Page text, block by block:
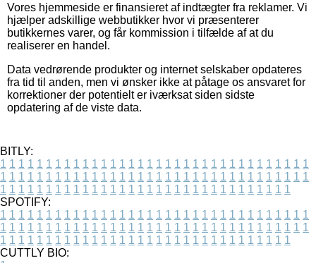
Vores hjemmeside er finansieret af indtægter fra reklamer. Vi
hjælper adskillige webbutikker hvor vi præsenterer
butikkernes varer, og får kommission i tilfælde af at du
realiserer en handel.
Data vedrørende produkter og internet selskaber opdateres
fra tid til anden, men vi ønsker ikke at påtage os ansvaret for
korrektioner der potentielt er iværksat siden sidste
opdatering af de viste data.
BITLY:
1 1 1 1 1 1 1 1 1 1 1 1 1 1 1 1 1 1 1 1 1 1 1 1 1 1 1 1 1 1 1 1 1 1
1 1 1 1 1 1 1 1 1 1 1 1 1 1 1 1 1 1 1 1 1 1 1 1 1 1 1 1 1 1 1 1 1 1
1 1 1 1 1 1 1 1 1 1 1 1 1 1 1 1 1 1 1 1 1 1 1 1 1 1 1 1 1 1 1 1
SPOTIFY:
1 1 1 1 1 1 1 1 1 1 1 1 1 1 1 1 1 1 1 1 1 1 1 1 1 1 1 1 1 1 1 1 1 1
1 1 1 1 1 1 1 1 1 1 1 1 1 1 1 1 1 1 1 1 1 1 1 1 1 1 1 1 1 1 1 1 1 1
1 1 1 1 1 1 1 1 1 1 1 1 1 1 1 1 1 1 1 1 1 1 1 1 1 1 1 1 1 1 1 1
CUTTLY BIO: